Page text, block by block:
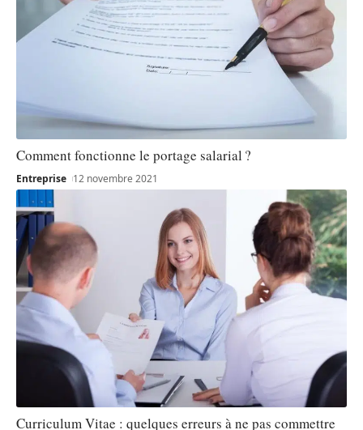
Comment fonctionne le portage salarial ?
Entreprise 12 novembre 2021
Curriculum Vitae : quelques erreurs à ne pas commettre